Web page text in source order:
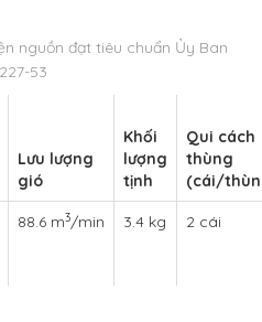
nguồn đạt tiêu chuẩn Ủy Ban
53
Lưu lượng
gió
Khối
lượng
tịnh
Qui cách
thùng
(cái/
88.6 m3/min 3.4 kg 2 cái